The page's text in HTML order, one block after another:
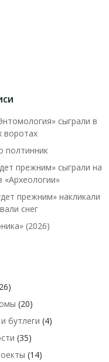
сыграли в
воротах
полтинник
прежним» сыграли на
прежним» накликали
снег
(2026)
(20)
бутлеги (4)
(35)
(14)